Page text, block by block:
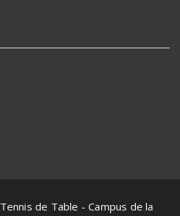
de Table - Campus de la